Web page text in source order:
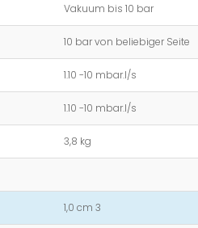
Vakuum bis 10 bar
10 bar von beliebiger Seite
1.10 -10 mbar.l/s
1.10 -10 mbar.l/s
3,8 kg
1,0 cm 3